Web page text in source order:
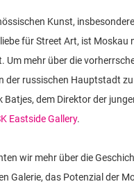
Kunst,
für Street Art, ist Moskau
Um mehr über die
der russischen Hauptstadt
dem Direktor der
Eastside Gallery.
wir mehr über die
Galerie, das Potenzial der